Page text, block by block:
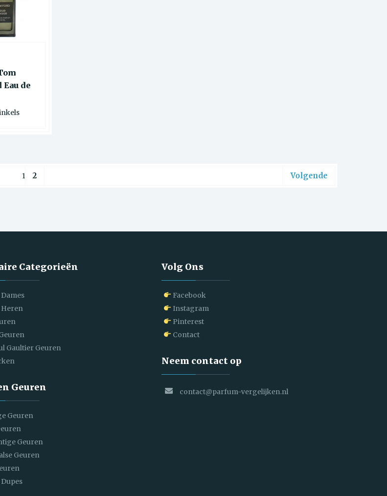
Eau de
1 2 Volgende
Categorieën
Gaultier Geuren
Geuren
Geuren
Geuren
Geuren
Volg Ons
Facebook
Instagram
Pinterest
Contact
Neem contact op
contact@parfum-vergelijken.nl